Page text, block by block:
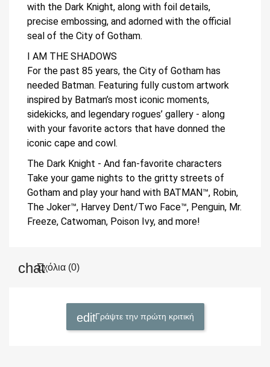
with the Dark Knight, along with foil details,
precise embossing, and adorned with the official
seal of the City of Gotham.
I AM THE SHADOWS
For the past 85 years, the City of Gotham has
needed Batman. Featuring fully custom artwork
inspired by Batman’s most iconic moments,
sidekicks, and legendary rogues’ gallery - along
with your favorite actors that have donned the
iconic cape and cowl.
The Dark Knight - And fan-favorite characters
Take your game nights to the gritty streets of
Gotham and play your hand with BATMAN™, Robin,
The Joker™, Harvey Dent/Two Face™, Penguin, Mr.
Freeze, Catwoman, Poison Ivy, and more!
Σχόλια (0)
Γράψτε την πρώτη κριτική